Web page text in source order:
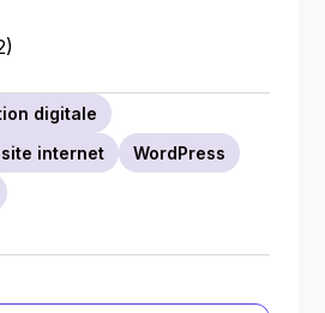
)
digitale
internet
WordPress